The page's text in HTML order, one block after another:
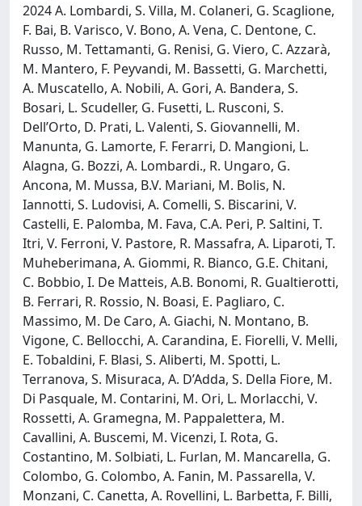
2024 A. Lombardi, S. Villa, M. Colaneri, G. Scaglione,
F. Bai, B. Varisco, V. Bono, A. Vena, C. Dentone, C.
Russo, M. Tettamanti, G. Renisi, G. Viero, C. Azzarà,
M. Mantero, F. Peyvandi, M. Bassetti, G. Marchetti,
A. Muscatello, A. Nobili, A. Gori, A. Bandera, S.
Bosari, L. Scudeller, G. Fusetti, L. Rusconi, S.
Dell’Orto, D. Prati, L. Valenti, S. Giovannelli, M.
Manunta, G. Lamorte, F. Ferarri, D. Mangioni, L.
Alagna, G. Bozzi, A. Lombardi., R. Ungaro, G.
Ancona, M. Mussa, B.V. Mariani, M. Bolis, N.
Iannotti, S. Ludovisi, A. Comelli, S. Biscarini, V.
Castelli, E. Palomba, M. Fava, C.A. Peri, P. Saltini, T.
Itri, V. Ferroni, V. Pastore, R. Massafra, A. Liparoti, T.
Muheberimana, A. Giommi, R. Bianco, G.E. Chitani,
C. Bobbio, I. De Matteis, A.B. Bonomi, R. Gualtierotti,
B. Ferrari, R. Rossio, N. Boasi, E. Pagliaro, C.
Massimo, M. De Caro, A. Giachi, N. Montano, B.
Vigone, C. Bellocchi, A. Carandina, E. Fiorelli, V. Melli,
E. Tobaldini, F. Blasi, S. Aliberti, M. Spotti, L.
Terranova, S. Misuraca, A. D’Adda, S. Della Fiore, M.
Di Pasquale, M. Contarini, M. Ori, L. Morlacchi, V.
Rossetti, A. Gramegna, M. Pappalettera, M.
Cavallini, A. Buscemi, M. Vicenzi, I. Rota, G.
Costantino, M. Solbiati, L. Furlan, M. Mancarella, G.
Colombo, G. Colombo, A. Fanin, M. Passarella, V.
Monzani, C. Canetta, A. Rovellini, L. Barbetta, F. Billi,